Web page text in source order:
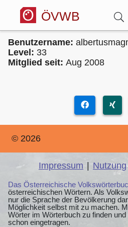
ÖVWB
Anmelden
Hitparade
Forum
Blog
Benutzername:
Level: 33
Mitglied seit: Aug 2008
© 2026
Impressum | Nutzung
Das Österreichische
österreichischen Wörtern. Als
nur die Sprache der Bevölkerung
Möglichkeit selbst mit zu machen.
Wörter im Wörterbuch zu finden
schon eingetragen.